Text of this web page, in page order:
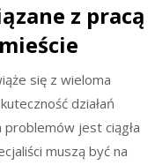
z pracą
się z wieloma
działań
problemów jest ciągła
muszą być na